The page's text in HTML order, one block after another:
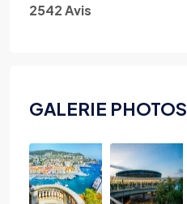
2542 Avis
GALERIE PHOTOS